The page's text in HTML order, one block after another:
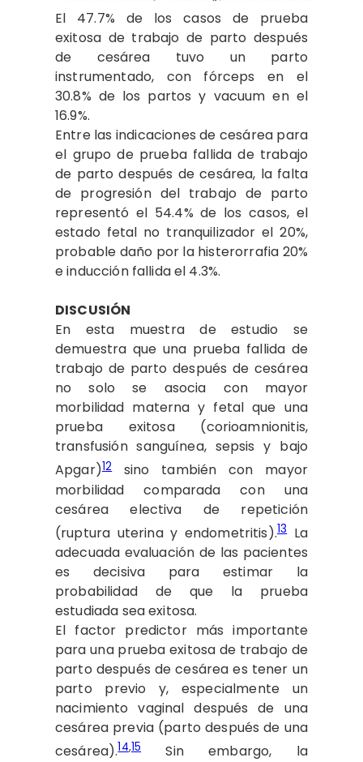
El 47.7% de los casos de prueba
exitosa de trabajo de parto después
de cesárea tuvo un parto
instrumentado, con fórceps en el
30.8% de los partos y vacuum en el
16.9%.
Entre las indicaciones de cesárea para
el grupo de prueba fallida de trabajo
de parto después de cesárea, la falta
de progresión del trabajo de parto
representó el 54.4% de los casos, el
estado fetal no tranquilizador el 20%,
probable daño por la histerorrafia 20%
e inducción fallida el 4.3%.
DISCUSIÓN
En esta muestra de estudio se
demuestra que una prueba fallida de
trabajo de parto después de cesárea
no solo se asocia con mayor
morbilidad materna y fetal que una
prueba exitosa (corioamnionitis,
transfusión sanguínea, sepsis y bajo
Apgar)12sino también con mayor
morbilidad comparada con una
cesárea electiva de repetición
(ruptura uterina y endometritis).13La
adecuada evaluación de las pacientes
es decisiva para estimar la
probabilidad de que la prueba
estudiada sea exitosa.
El factor predictor más importante
para una prueba exitosa de trabajo de
parto después de cesárea es tener un
parto previo y, especialmente un
nacimiento vaginal después de una
cesárea previa (parto después de una
cesárea).14,15Sin embargo, la